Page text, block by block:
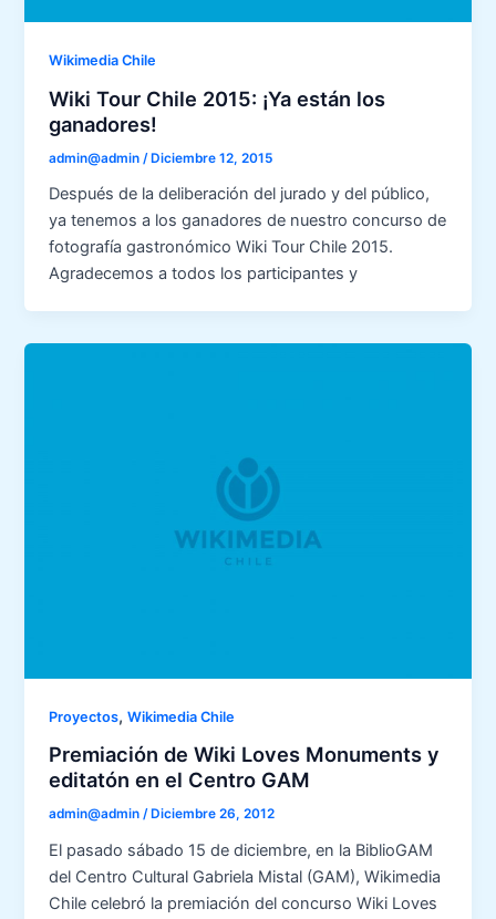
Wikimedia Chile
Wiki Tour Chile 2015: ¡Ya están los
ganadores!
admin@admin /Diciembre 12, 2015
Después de la deliberación del jurado y del público,
ya tenemos a los ganadores de nuestro concurso de
fotografía gastronómico Wiki Tour Chile 2015.
Agradecemos a todos los participantes y
Proyectos,Wikimedia Chile
Premiación de Wiki Loves Monuments y
editatón en el Centro GAM
admin@admin/ Diciembre 26, 2012
El pasado sábado 15 de diciembre, en la BiblioGAM
del Centro Cultural Gabriela Mistal (GAM), Wikimedia
Chile celebró la premiación del concurso Wiki Loves